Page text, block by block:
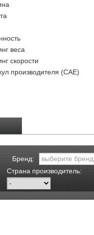
веса
скорости
производителя (CAE)
Бренд:
Страна производитель: